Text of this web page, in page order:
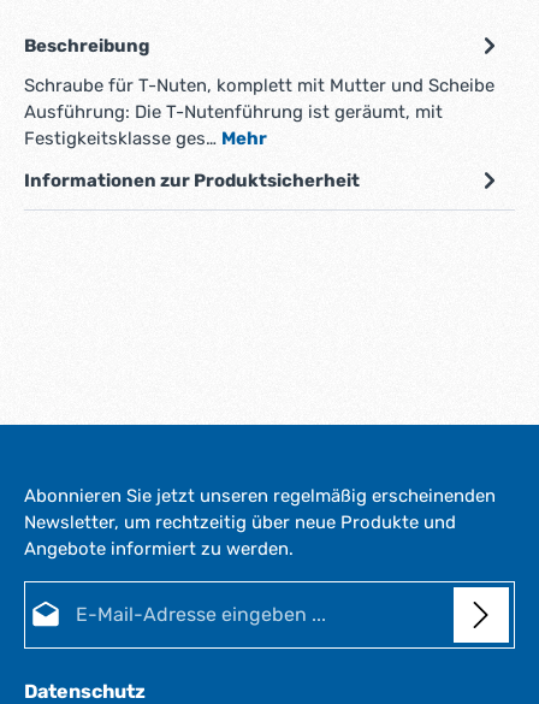
Beschreibung
Schraube für T-Nuten, komplett mit Mutter und Scheibe
Ausführung: Die T-Nutenführung ist geräumt, mit
Festigkeitsklasse ges… Mehr
Informationen zur Produktsicherheit
Abonnieren Sie jetzt unseren regelmäßig erscheinenden
Newsletter, um rechtzeitig über neue Produkte und
Angebote informiert zu werden.
Datenschutz